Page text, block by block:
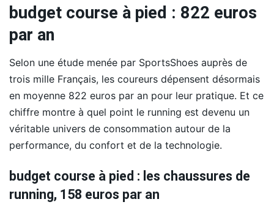
budget course à pied : 822 euros
par an
Selon une étude menée par SportsShoes auprès de
trois mille Français, les coureurs dépensent désormais
en moyenne 822 euros par an pour leur pratique. Et ce
chiffre montre à quel point le running est devenu un
véritable univers de consommation autour de la
performance, du confort et de la technologie.
budget course à pied : les chaussures de
running, 158 euros par an